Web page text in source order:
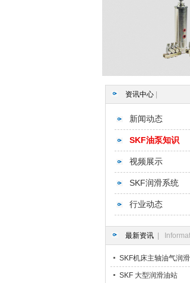
资讯中心
新闻动态
SKF油泵知识
视频展示
SKF润滑系统
行业动态
最新资讯 |
SKF机床主轴油气润
SKF 大型润滑油站